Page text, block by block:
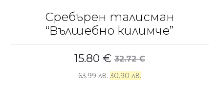
Сребърен талисман
“Вълшебно килимче”
32.72€
15.80 €
63.99 лв. 30.90 лв.